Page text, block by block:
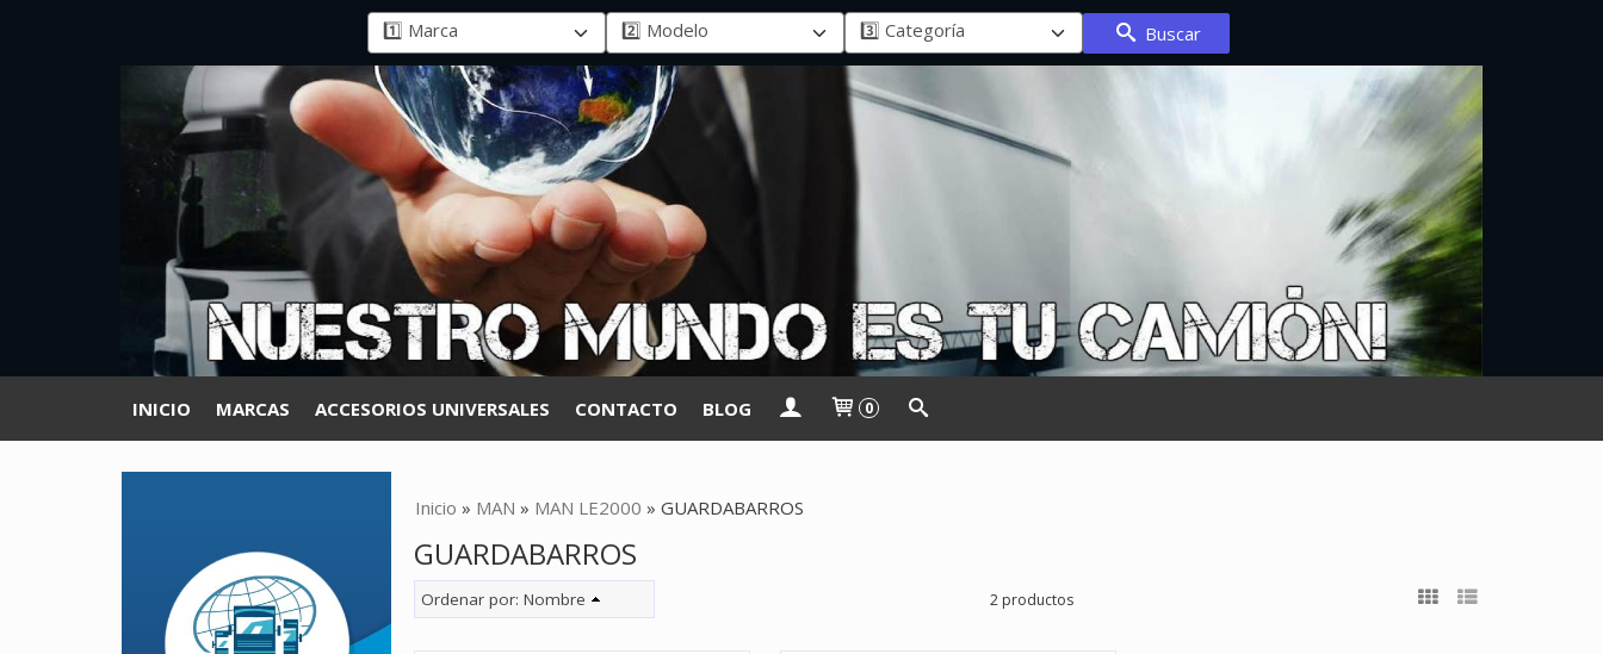
Buscar
INICIO MARCAS ACCESORIOS UNIVERSALES CONTACTO BLOG 0
Inicio » MAN » MAN LE2000 » GUARDABARROS
GUARDABARROS
Ordenar por: Nombre 2 productos